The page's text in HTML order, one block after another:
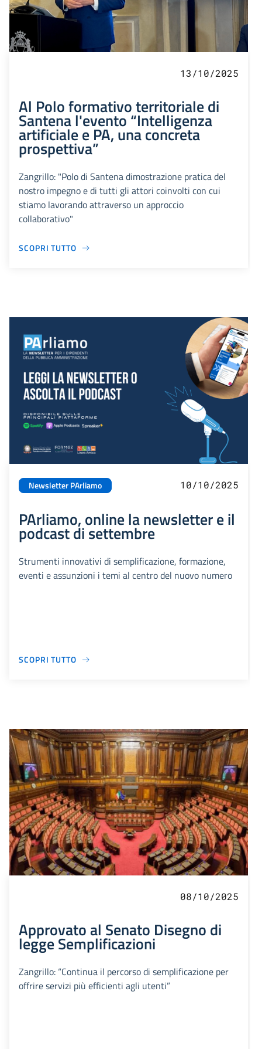
13/10/2025
Al Polo formativo territoriale di
Santena l'evento “Intelligenza
artificiale e PA, una concreta
prospettiva”
Zangrillo: "Polo di Santena dimostrazione pratica del
nostro impegno e di tutti gli attori coinvolti con cui
stiamo lavorando attraverso un approccio
collaborativo"
SCOPRI TUTTO
Newsletter PArliamo 10/10/2025
PArliamo, online la newsletter e il
podcast di settembre
Strumenti innovativi di semplificazione, formazione,
eventi e assunzioni i temi al centro del nuovo numero
SCOPRI TUTTO
08/10/2025
Approvato al Senato Disegno di
legge Semplificazioni
Zangrillo: “Continua il percorso di semplificazione per
offrire servizi più efficienti agli utenti”